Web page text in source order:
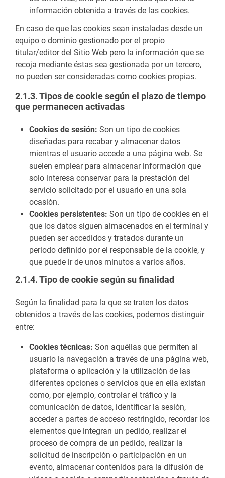
información obtenida a través de las cookies.
En caso de que las cookies sean instaladas desde un
equipo o dominio gestionado por el propio
titular/editor del Sitio Web pero la información que se
recoja mediante éstas sea gestionada por un tercero,
no pueden ser consideradas como cookies propias.
2.1.3. Tipos de cookie según el plazo de tiempo
que permanecen activadas
Cookies de sesión: Son un tipo de cookies
diseñadas para recabar y almacenar datos
mientras el usuario accede a una página web. Se
suelen emplear para almacenar información que
solo interesa conservar para la prestación del
servicio solicitado por el usuario en una sola
ocasión.
Cookies persistentes: Son un tipo de cookies en el
que los datos siguen almacenados en el terminal y
pueden ser accedidos y tratados durante un
periodo definido por el responsable de la cookie, y
que puede ir de unos minutos a varios años.
2.1.4. Tipo de cookie según su finalidad
Según la finalidad para la que se traten los datos
obtenidos a través de las cookies, podemos distinguir
entre:
Cookies técnicas: Son aquéllas que permiten al
usuario la navegación a través de una página web,
plataforma o aplicación y la utilización de las
diferentes opciones o servicios que en ella existan
como, por ejemplo, controlar el tráfico y la
comunicación de datos, identificar la sesión,
acceder a partes de acceso restringido, recordar los
elementos que integran un pedido, realizar el
proceso de compra de un pedido, realizar la
solicitud de inscripción o participación en un
evento, almacenar contenidos para la difusión de